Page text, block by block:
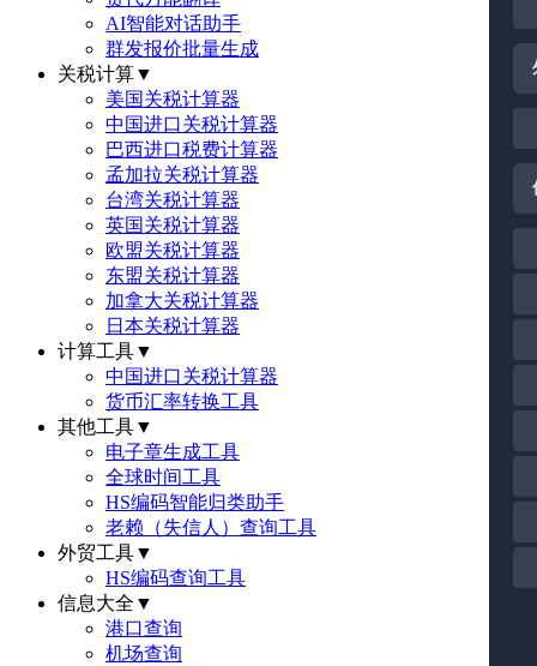
AI智能对话助手
群发报价批量生成
关税计算▼
美国关税计算器
中国进口关税计算器
巴西进口税费计算器
孟加拉关税计算器
台湾关税计算器
英国关税计算器
欧盟关税计算器
东盟关税计算器
加拿大关税计算器
日本关税计算器
计算工具▼
中国进口关税计算器
货币汇率转换工具
其他工具▼
电子章生成工具
全球时间工具
HS编码智能归类助手
老赖（失信人）查询工具
外贸工具▼
HS编码查询工具
信息大全 ▼
港口查询
机场查询